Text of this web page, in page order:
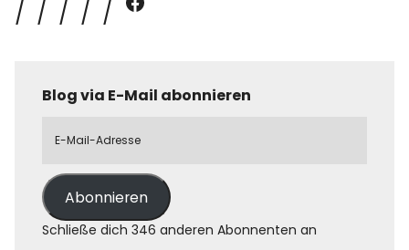
Blog via E-Mail abonnieren
Abonnieren
Schließe dich 346 anderen Abonnenten an